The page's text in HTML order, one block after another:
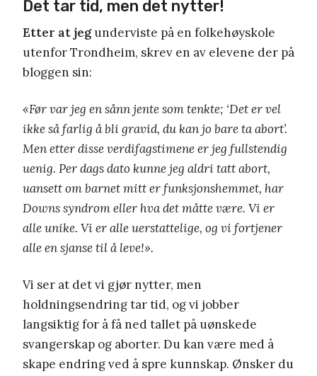
Det tar tid, men det nytter!
Etter at jegunderviste på en folkehøyskole
utenfor Trondheim, skrev en av elevene der på
bloggen sin:
«Før var jeg en sånn jente som tenkte; ‘Det er vel
ikke så farlig å bli gravid, du kan jo bare ta abort’.
Men etter disse verdifagstimene er jeg fullstendig
uenig. Per dags dato kunne jeg aldri tatt abort,
uansett om barnet mitt er funksjonshemmet, har
Downs syndrom eller hva det måtte være. Vi er
alle unike. Vi er alle uerstattelige, og vi fortjener
alle en sjanse til å leve!».
Vi ser at det vi gjør nytter, men
holdningsendring tar tid, og vi jobber
langsiktig for å få ned tallet på uønskede
svangerskap og aborter. Du kan være med å
skape endring ved å spre kunnskap. Ønsker du